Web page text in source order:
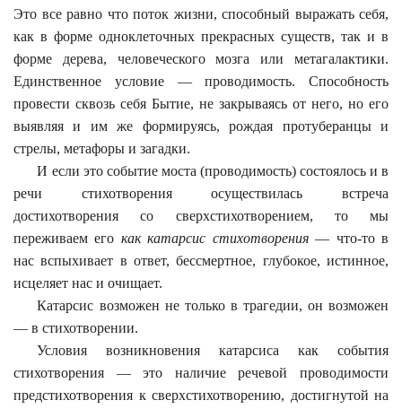
Это все равно что поток жизни, способный выражать себя,
как в форме одноклеточных прекрасных существ, так и в
форме дерева, человеческого мозга или метагалактики.
Единственное условие — проводимость. Способность
провести сквозь себя Бытие, не закрываясь от него, но его
выявляя и им же формируясь, рождая протуберанцы и
стрелы, метафоры и загадки.
И если это событие моста (проводимость) состоялось и в
речи стихотворения осуществилась встреча
достихотворения со сверхстихотворением, то мы
переживаем его как катарсис стихотворения— что-то в
нас вспыхивает в ответ, бессмертное, глубокое, истинное,
исцеляет нас и очищает.
Катарсис возможен не только в трагедии, он возможен
— в стихотворении.
Условия возникновения катарсиса как события
стихотворения — это наличие речевой проводимости
предстихотворения к сверхстихотворению, достигнутой на